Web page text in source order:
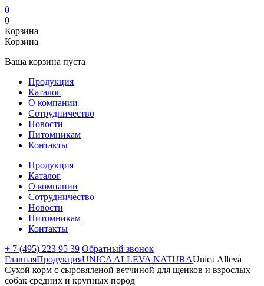
0
0
Корзина
Корзина
Ваша корзина пуста
Продукция
Каталог
О компании
Сотрудничество
Новости
Питомникам
Контакты
Продукция
Каталог
О компании
Сотрудничество
Новости
Питомникам
Контакты
+ 7 (495) 223 95 39 Обратный звонок
ГлавнаяПродукцияUNICA ALLEVA NATURAUnica Alleva
Сухой корм с сыровяленой ветчиной для щенков и взрослых
собак средних и крупных пород